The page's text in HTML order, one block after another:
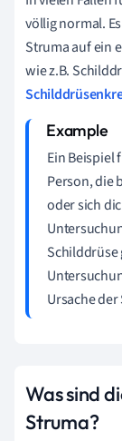
völlig normal.
Struma auf ein
wie z.B.
Ein Beispiel
Person, die
oder sich
Schilddrüse
Ursache
Was sind
Struma?